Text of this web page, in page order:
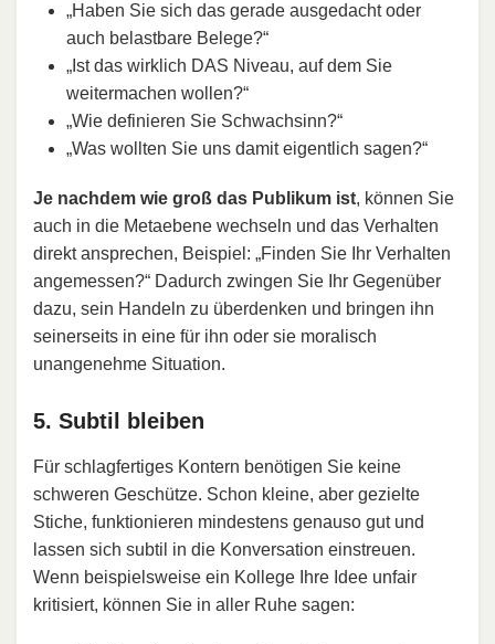
„Haben Sie sich das gerade ausgedacht oder
auch belastbare Belege?“
„Ist das wirklich DAS Niveau, auf dem Sie
weitermachen wollen?“
„Wie definieren Sie Schwachsinn?“
„Was wollten Sie uns damit eigentlich sagen?“
Je nachdem wie groß das Publikum ist, können Sie
auch in die Metaebene wechseln und das Verhalten
direkt ansprechen, Beispiel: „Finden Sie Ihr Verhalten
angemessen?“ Dadurch zwingen Sie Ihr Gegenüber
dazu, sein Handeln zu überdenken und bringen ihn
seinerseits in eine für ihn oder sie moralisch
unangenehme Situation.
5. Subtil bleiben
Für schlagfertiges Kontern benötigen Sie keine
schweren Geschütze. Schon kleine, aber gezielte
Stiche, funktionieren mindestens genauso gut und
lassen sich subtil in die Konversation einstreuen.
Wenn beispielsweise ein Kollege Ihre Idee unfair
kritisiert, können Sie in aller Ruhe sagen: